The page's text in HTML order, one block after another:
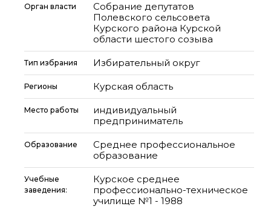
Орган власти
Собрание депутатов
Полевского сельсовета
Курского района Курской
области шестого созыва
Тип избрания Избирательный округ
Регионы Курская область
Место работы
индивидуальный
предприниматель
Образование
Среднее профессиональное
образование
Учебные
заведения:
Курское среднее
профессионально-техническое
училище №1 - 1988